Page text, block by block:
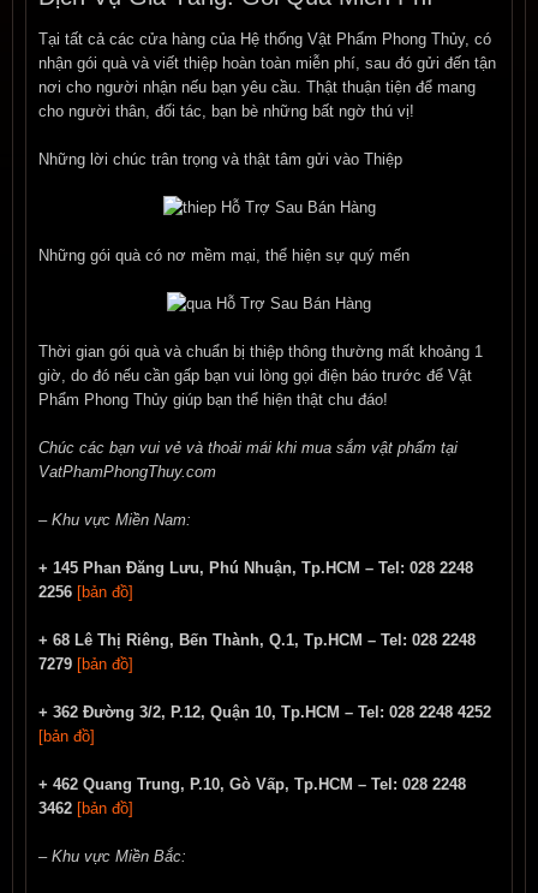
Tại tất cả các cửa hàng của Hệ thống Vật Phẩm Phong Thủy, có
nhận gói quà và viết thiệp hoàn toàn miễn phí, sau đó gửi đến tận
nơi cho người nhận nếu bạn yêu cầu. Thật thuận tiện để mang
cho người thân, đối tác, bạn bè những bất ngờ thú vị!
Những lời chúc trân trọng và thật tâm gửi vào Thiệp
Những gói quà có nơ mềm mại, thể hiện sự quý mến
Thời gian gói quà và chuẩn bị thiệp thông thường mất khoảng 1
giờ, do đó nếu cần gấp bạn vui lòng gọi điện báo trước để Vật
Phẩm Phong Thủy giúp bạn thể hiện thật chu đáo!
Chúc các bạn vui vẻ và thoải mái khi mua sắm vật phẩm tại
VatPhamPhongThuy.com
– Khu vực Miền Nam:
+ 145 Phan Đăng Lưu, Phú Nhuận, Tp.HCM – Tel: 028 2248
2256 [bản đồ]
+ 68 Lê Thị Riêng, Bến Thành, Q.1, Tp.HCM – Tel: 028 2248
7279 [bản đồ]
+ 362 Đường 3/2, P.12, Quận 10, Tp.HCM – Tel: 028 2248 4252
[bản đồ]
+ 462 Quang Trung, P.10, Gò Vấp, Tp.HCM – Tel: 028 2248
3462 [bản đồ]
– Khu vực Miền Bắc: